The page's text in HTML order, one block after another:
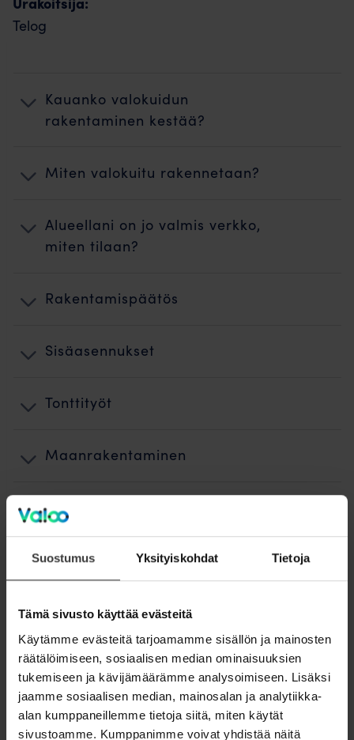
Suostumus Yksityiskohdat Tietoja
Tämä sivusto käyttää evästeitä
Käytämme evästeitä tarjoamamme sisällön ja mainosten
räätälöimiseen, sosiaalisen median ominaisuuksien
tukemiseen ja kävijämäärämme analysoimiseen. Lisäksi
jaamme sosiaalisen median, mainosalan ja analytiikka-
alan kumppaneillemme tietoja siitä, miten käytät
sivustoamme. Kumppanimme voivat yhdistää näitä
Telog
Kauanko valokuidun
rakentaminen kestää?
Miten valokuitu rakennetaan?
Alueellani on jo valmis verkko,
miten tilaan?
Rakentamispäätös
Sisäasennukset
Tonttityöt
Maanrakentaminen
Kuidun puhallus ja teletyöt
Käyttöönotto
Jälkityöt ja ennallistaminen
Laskutus
Valokuidun rakentamisen vaiheet